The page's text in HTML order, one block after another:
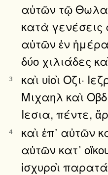
αὐτῶν τῷ Θωλα
κατὰ γενέσεις
αὐτῶν ἐν
δύο χιλιάδες
3
καὶ υἱοὶ Οζι·
Μιχαηλ καὶ
Ιεσια, πέντε,
4
καὶ ἐπ᾿ αὐτῶν
αὐτῶν κατ᾿
ἰσχυροὶ